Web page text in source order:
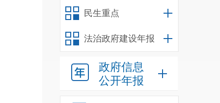
民生重点
法治政府建设年报
政府信息
公开年报